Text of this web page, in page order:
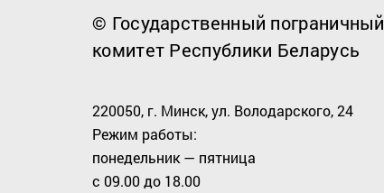
© Государственный пограничный
комитет Республики Беларусь
220050, г. Минск, ул. Володарского, 24
Режим работы:
понедельник — пятница
с 09.00 до 18.00